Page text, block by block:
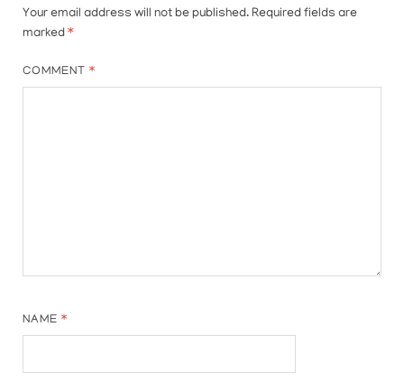
Your email address will not be published. Required fields are
marked *
COMMENT*
NAME*